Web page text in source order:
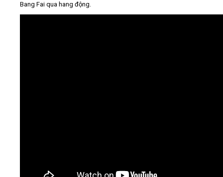
Bang Fai qua hang động.